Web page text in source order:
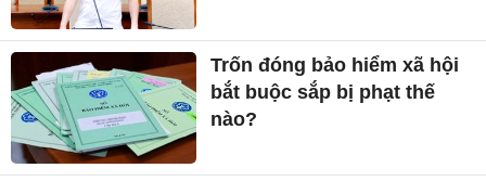
Trốn đóng bảo hiểm xã hội
bắt buộc sắp bị phạt thế
nào?